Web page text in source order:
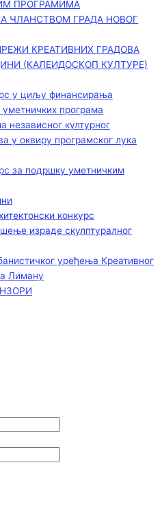
ПРОГРАМИМА
ЧЛАНСТВОМ ГРАДА НОВОГ
КРЕАТИВНИХ ГРАДОВА
(КАЛЕИДОСКОП КУЛТУРЕ)
у циљу финансирања
уметничких програма
независног културног
у оквиру програмског лука
за подршку уметничким
конкурс
израде скулптуралног
уређења Креативног
Лиману